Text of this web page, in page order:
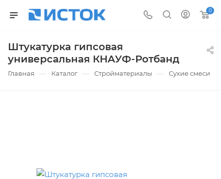
0
Штукатурка гипсовая
универсальная КНАУФ-Ротбанд
Главная — Каталог — Стройматериалы — Сухие смеси